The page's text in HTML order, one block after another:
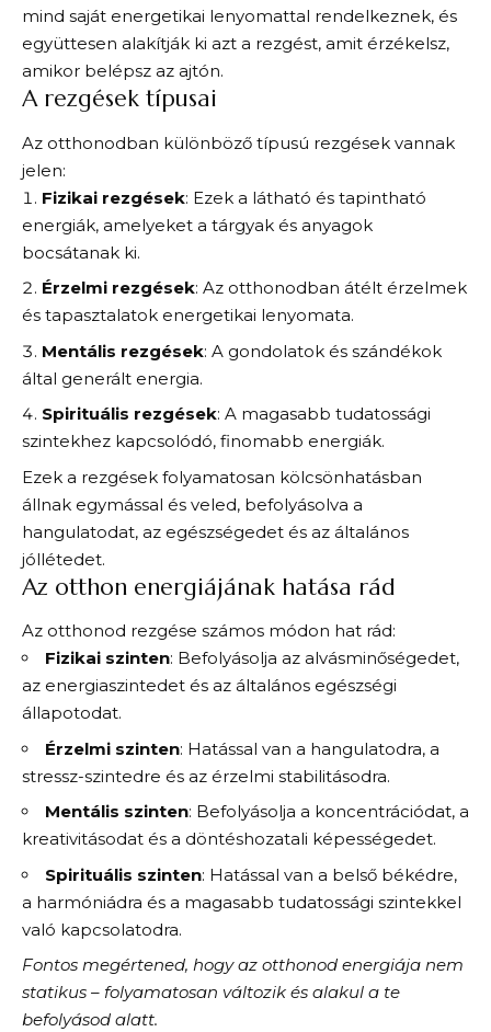
mind saját energetikai lenyomattal rendelkeznek, és
együttesen alakítják ki azt a rezgést, amit érzékelsz,
amikor belépsz az ajtón.
A rezgések típusai
Az otthonodban különböző típusú rezgések vannak
jelen:
Fizikai rezgések: Ezek a látható és tapintható
energiák, amelyeket a tárgyak és anyagok
bocsátanak ki.
Érzelmi rezgések: Az otthonodban átélt érzelmek
és tapasztalatok energetikai lenyomata.
Mentális rezgések: A gondolatok és szándékok
által generált energia.
Spirituális rezgések: A magasabb tudatossági
szintekhez kapcsolódó, finomabb energiák.
Ezek a rezgések folyamatosan kölcsönhatásban
állnak egymással és veled, befolyásolva a
hangulatodat, az egészségedet és az általános
jóllétedet.
Az otthon energiájának hatása rád
Az otthonod rezgése számos módon hat rád:
Fizikai szinten: Befolyásolja az alvásminőségedet,
az energiaszintedet és az általános egészségi
állapotodat.
Érzelmi szinten: Hatással van a hangulatodra, a
stressz-szintedre és az érzelmi stabilitásodra.
Mentális szinten: Befolyásolja a koncentrációdat, a
kreativitásodat és a döntéshozatali képességedet.
Spirituális szinten: Hatással van a belső békédre,
a harmóniádra és a magasabb tudatossági szintekkel
való kapcsolatodra.
Fontos megértened, hogy az otthonod energiája nem
statikus – folyamatosan változik és alakul a te
befolyásod alatt.